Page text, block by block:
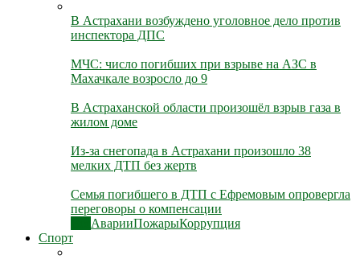
В Астрахани возбуждено уголовное дело против
инспектора ДПС
МЧС: число погибших при взрыве на АЗС в
Махачкале возросло до 9
В Астраханской области произошёл взрыв газа в
жилом доме
Из-за снегопада в Астрахани произошло 38
мелких ДТП без жертв
Семья погибшего в ДТП с Ефремовым опровергла
переговоры о компенсации
АварииПожарыКоррупция
Спорт